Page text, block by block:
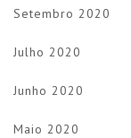
Setembro 2020
Julho 2020
Junho 2020
Maio 2020